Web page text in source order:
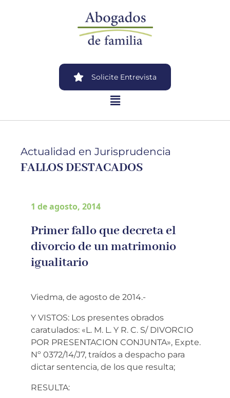
Solicite Entrevista
Actualidad en Jurisprudencia
FALLOS DESTACADOS
1 de agosto, 2014
Primer fallo que decreta el
divorcio de un matrimonio
igualitario
Viedma, de agosto de 2014.-
Y VISTOS: Los presentes obrados
caratulados: «L. M. L. Y R. C. S/ DIVORCIO
POR PRESENTACION CONJUNTA», Expte.
Nº 0372/14/J7, traídos a despacho para
dictar sentencia, de los que resulta;
RESULTA: